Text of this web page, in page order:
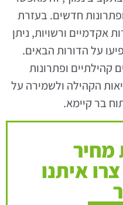
חדשים. בעזרת
אקדמיים ורשויות, ניתן
על הדורות הבאים.
קהילתיים ופתרונות
הקהילה ולשמירה על
בר קיימא.
איתנו